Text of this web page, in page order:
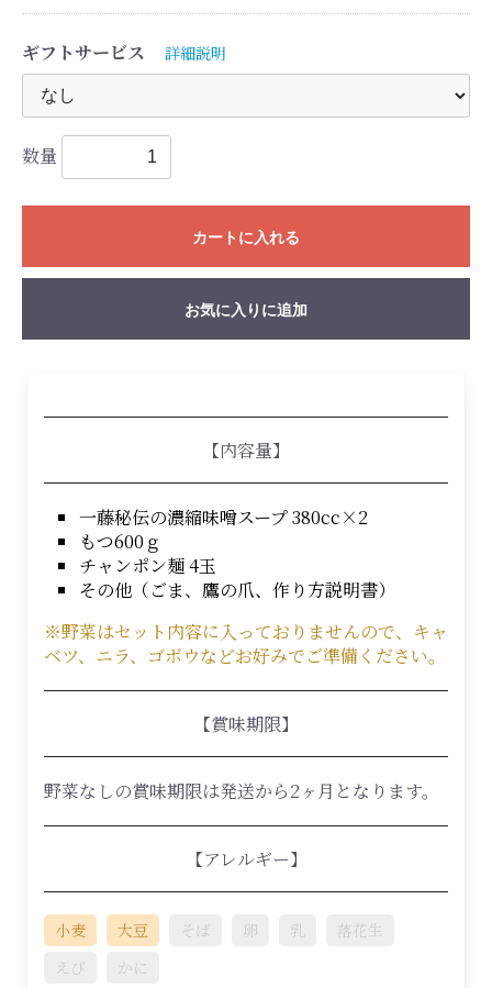
ギフトサービス 詳細説明
数量
カートに入れる
お気に入りに追加
【内容量】
一藤秘伝の濃縮味噌スープ 380cc×2
もつ600ｇ
チャンポン麺 4玉
その他（ごま、鷹の爪、作り方説明書）
※野菜はセット内容に入っておりませんので、キャ
ベツ、ニラ、ゴボウなどお好みでご準備ください。
【賞味期限】
野菜なしの賞味期限は発送から2ヶ月となります。
【アレルギー】
小麦 大豆 そば 卵 乳
落花生
えび
かに